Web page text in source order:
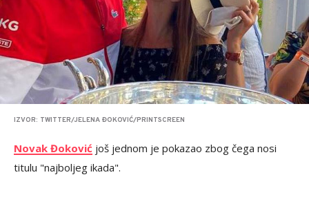
IZVOR: TWITTER/JELENA ĐOKOVIĆ/PRINTSCREEN
Novak Đoković još jednom je pokazao zbog čega nosi
titulu "najboljeg ikada".